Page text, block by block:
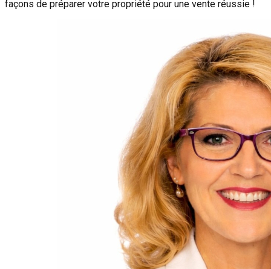
façons de préparer votre propriété pour une vente réussie !